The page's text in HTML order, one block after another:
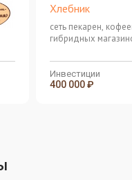
Хлебник
сеть пекарен,
гибридных
Инвестиции
400 000 ₽